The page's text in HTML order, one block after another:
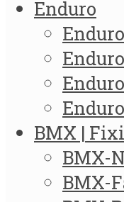
Enduro
BMX |
BMX-
BMX-